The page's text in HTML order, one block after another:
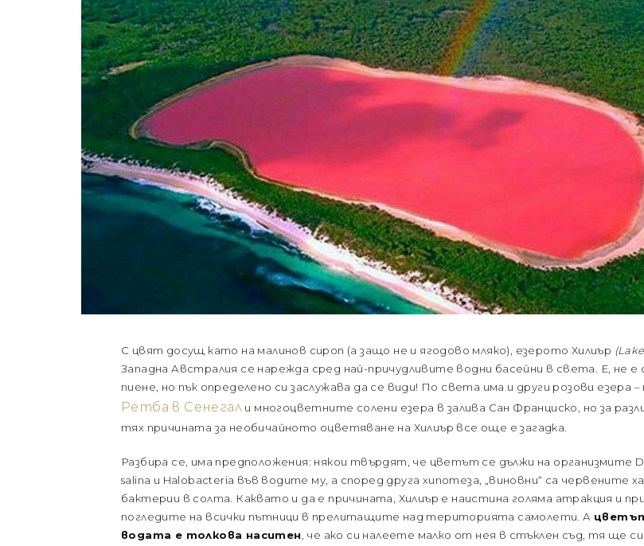
С цвят досущ като на малинов сироп (а защо не и ягодово мляко), езерото Хилиър
Западна Австралия се нарежда сред най-причудливите водни басейни в света. Е, не е
пиене, но пък определено си заслужава да се види! По света има и други розови езера
Ретба в Сенегал и многоцветните солени езера в залива Сан Франциско, но за
тях причината за необичайното оцветяване на Хилиър все още е загадка.
Разбира се, има предположения: някои твърдят, че цветът се дължи на организмите
salina и Halobacteria във водите му, а според друга хипотеза, „виновни“ са червените
бактерии в солта. Каквато и да е причината, Хилиър е наистина голяма атракция и
погледите на всички пътници в прелитащите над територията самолети. А
водата е толкова наситен, че ако си налеете малко от нея в стъклен съд, тя ще